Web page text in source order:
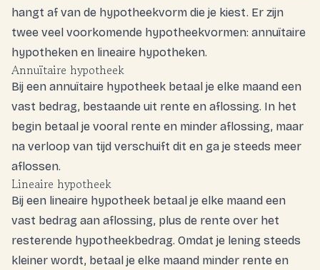
hangt af van de hypotheekvorm die je kiest. Er zijn
twee veel voorkomende hypotheekvormen: annuïtaire
hypotheken en lineaire hypotheken.
Annuïtaire hypotheek
Bij een annuïtaire hypotheek betaal je elke maand een
vast bedrag, bestaande uit rente en aflossing. In het
begin betaal je vooral rente en minder aflossing, maar
na verloop van tijd verschuift dit en ga je steeds meer
aflossen.
Lineaire hypotheek
Bij een lineaire hypotheek betaal je elke maand een
vast bedrag aan aflossing, plus de rente over het
resterende hypotheekbedrag. Omdat je lening steeds
kleiner wordt, betaal je elke maand minder rente en